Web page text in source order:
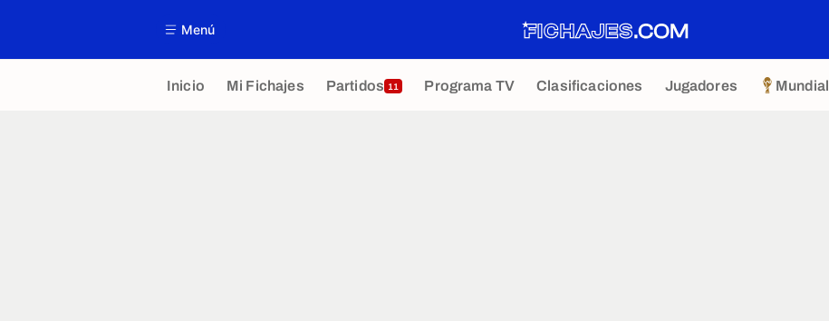
Menú
Inicio Mi Fichajes Partidos 11 Programa TV Clasificaciones Jugadores Mundial